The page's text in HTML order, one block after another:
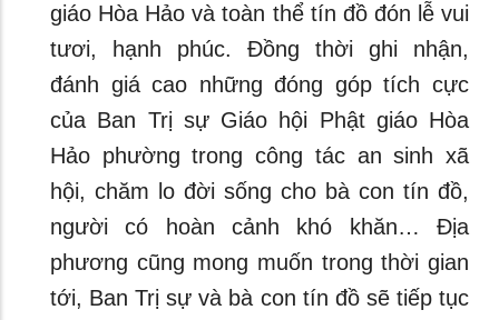
giáo Hòa Hảo và toàn thể tín đồ đón lễ vui
tươi, hạnh phúc. Đồng thời ghi nhận,
đánh giá cao những đóng góp tích cực
của Ban Trị sự Giáo hội Phật giáo Hòa
Hảo phường trong công tác an sinh xã
hội, chăm lo đời sống cho bà con tín đồ,
người có hoàn cảnh khó khăn… Địa
phương cũng mong muốn trong thời gian
tới, Ban Trị sự và bà con tín đồ sẽ tiếp tục